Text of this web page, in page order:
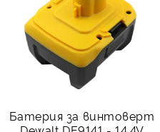
Батерия за винтоверт